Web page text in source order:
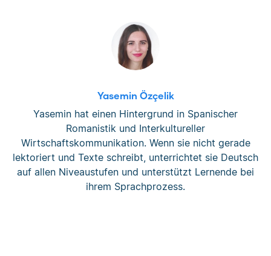
Yasemin Özçelik
Yasemin hat einen Hintergrund in Spanischer
Romanistik und Interkultureller
Wirtschaftskommunikation. Wenn sie nicht gerade
lektoriert und Texte schreibt, unterrichtet sie Deutsch
auf allen Niveaustufen und unterstützt Lernende bei
ihrem Sprachprozess.